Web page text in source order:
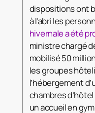
dispositions ont
à l’abri les
hivernale a été
ministre chargé
mobilisé 50
les groupes
l’hébergement
chambres
un accueil en